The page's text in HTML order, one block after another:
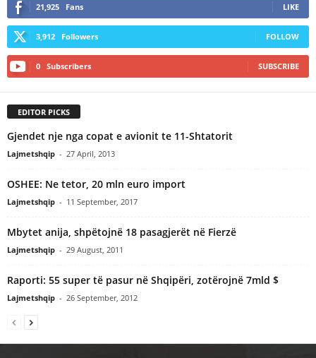
21,925 Fans LIKE
3,912 Followers FOLLOW
0 Subscribers SUBSCRIBE
EDITOR PICKS
Gjendet nje nga copat e avionit te 11-Shtatorit
Lajmetshqip - 27 April, 2013
OSHEE: Ne tetor, 20 mln euro import
Lajmetshqip - 11 September, 2017
Mbytet anija, shpëtojnë 18 pasagjerët në Fierzë
Lajmetshqip - 29 August, 2011
Raporti: 55 super të pasur në Shqipëri, zotërojnë 7mld $
Lajmetshqip - 26 September, 2012